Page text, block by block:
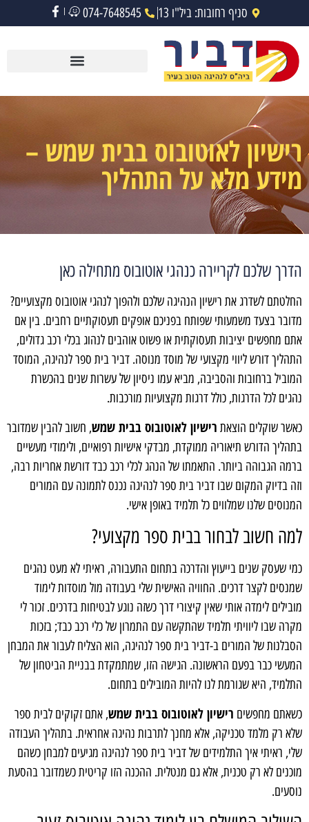
סניף רחובות: ביל"ו 13 074-7648545
רישיון לאוטובוס בבית שמש –
מידע מלא על התהליך
הדרך שלכם לקריירה כנהגי אוטובוס מתחילה כאן
החלטתם לשדרג את רישיון הנהיגה שלכם ולהפוך לנהגי אוטובוס מקצועיים?
מדובר בצעד משמעותי שפותח בפניכם אופקים תעסוקתיים רחבים. בין אם
אתם מחפשים יציבות תעסוקתית או פשוט אוהבים לנהוג בכלי רכב גדולים,
התהליך דורש ליווי מקצועי של מוסד מנוסה. דביר בית ספר לנהיגה, המוסד
המוביל ברחובות והסביבה, מביא עמו ניסיון של עשרות שנים בהכשרת
נהגים לכל הדרגות, כולל דרגות מקצועיות מורכבות.
כאשר שוקלים הוצאת רישיון לאוטובוס בבית שמש, חשוב להבין שמדובר
בתהליך הדורש תיאוריה ממוקדת, מבדקי אישיות רפואיים, ולימודי מעשיים
ברמה הגבוהה ביותר. התאמתו של הנהג לכלי רכב כבד דורשת אחריות רבה,
וזה בדיוק המקום שבו דביר בית ספר לנהיגה נכנס לתמונה עם המורים
המנוסים שלנו שמלווים כל תלמיד באופן אישי.
למה חשוב לבחור בבית ספר מקצועי?
כמי שעסק שנים בייעוץ והדרכה בתחום התעבורה, ראיתי לא מעט נהגים
שמנסים לקצר דרכים. החוויה האישית שלי בעבודה מול מוסדות לימוד
מובילים לימדה אותי שאין קיצורי דרך כשזה נוגע לבטיחות בדרכים. זכור לי
מקרה שבו ליוויתי תלמיד שהתקשה עם התמרון של כלי רכב כבד; בזכות
הסבלנות של המורים ב-דביר בית ספר לנהיגה, הוא הצליח לעבור את המבחן
המעשי כבר בפעם הראשונה. הגישה הזו, שמתמקדת בבניית הביטחון של
התלמיד, היא שגורמת לנו להיות המובילים בתחום.
כשאתם מחפשים רישיון לאוטובוס בבית שמש, אתם זקוקים לבית ספר
שלא רק מלמד טכניקה, אלא מחנך לתרבות נהיגה אחראית. בתהליך העבודה
שלי, ראיתי איך התלמידים של דביר בית ספר לנהיגה מגיעים למבחן כשהם
מוכנים לא רק טכנית, אלא גם מנטלית. ההכנה הזו קריטית כשמדובר בהסעת
נוסעים.